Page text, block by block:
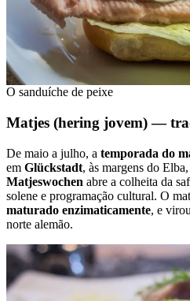
O sanduíche de peixe
Matjes (hering jovem) —
De maio a julho, a temporada do
em Glückstadt, às margens do Elba,
Matjeswochen abre a colheita da
solene e programação cultural. O
maturado enzimaticamente, e
norte alemão.